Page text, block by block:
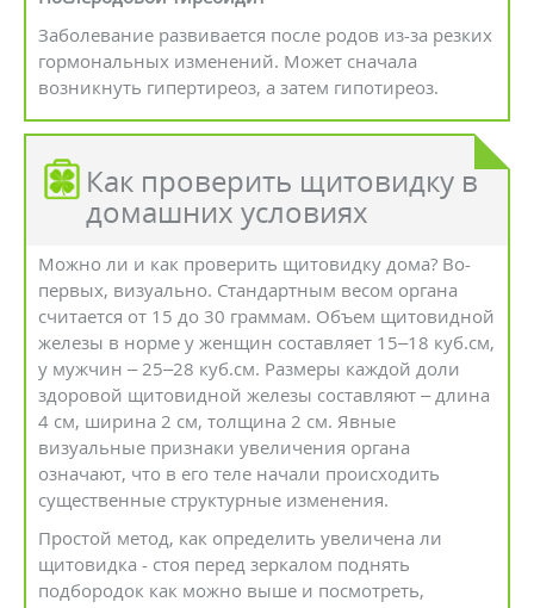
Заболевание развивается после родов из-за резких
гормональных изменений. Может сначала
возникнуть гипертиреоз, а затем гипотиреоз.
Как проверить щитовидку в
домашних условиях
Можно ли и как проверить щитовидку дома? Во-
первых, визуально. Стандартным весом органа
считается от 15 до 30 граммам. Объем щитовидной
железы в норме у женщин составляет 15–18 куб.см,
у мужчин – 25–28 куб.см. Размеры каждой доли
здоровой щитовидной железы составляют – длина
4 см, ширина 2 см, толщина 2 см. Явные
визуальные признаки увеличения органа
означают, что в его теле начали происходить
существенные структурные изменения.
Простой метод, как определить увеличена ли
щитовидка - стоя перед зеркалом поднять
подбородок как можно выше и посмотреть,